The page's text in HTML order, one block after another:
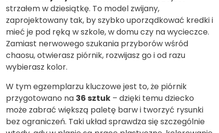
strzałem w dziesiątkę. To model zwijany,
zaprojektowany tak, by szybko uporządkować kredki i
mieć je pod ręką w szkole, w domu czy na wycieczce.
Zamiast nerwowego szukania przyborów wśród
chaosu, otwierasz piórnik, rozwijasz go i od razu
wybierasz kolor.
W tym egzemplarzu kluczowe jest to, że piórnik
przygotowano na 36 sztuk – dzięki temu dziecko
może zabrać większą paletę barw i tworzyć rysunki
bez ograniczeń. Taki układ sprawdza się szczególnie